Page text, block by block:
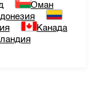
Оман
Канада